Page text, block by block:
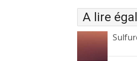
A lire